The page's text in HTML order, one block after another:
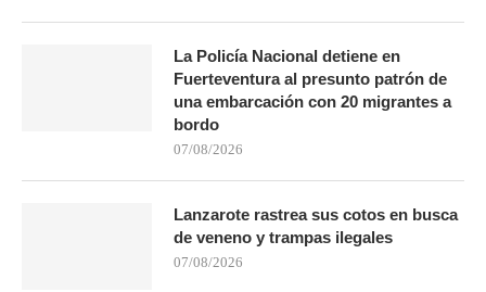
La Policía Nacional detiene en
Fuerteventura al presunto patrón de
una embarcación con 20 migrantes a
bordo
07/08/2026
Lanzarote rastrea sus cotos en busca
de veneno y trampas ilegales
07/08/2026